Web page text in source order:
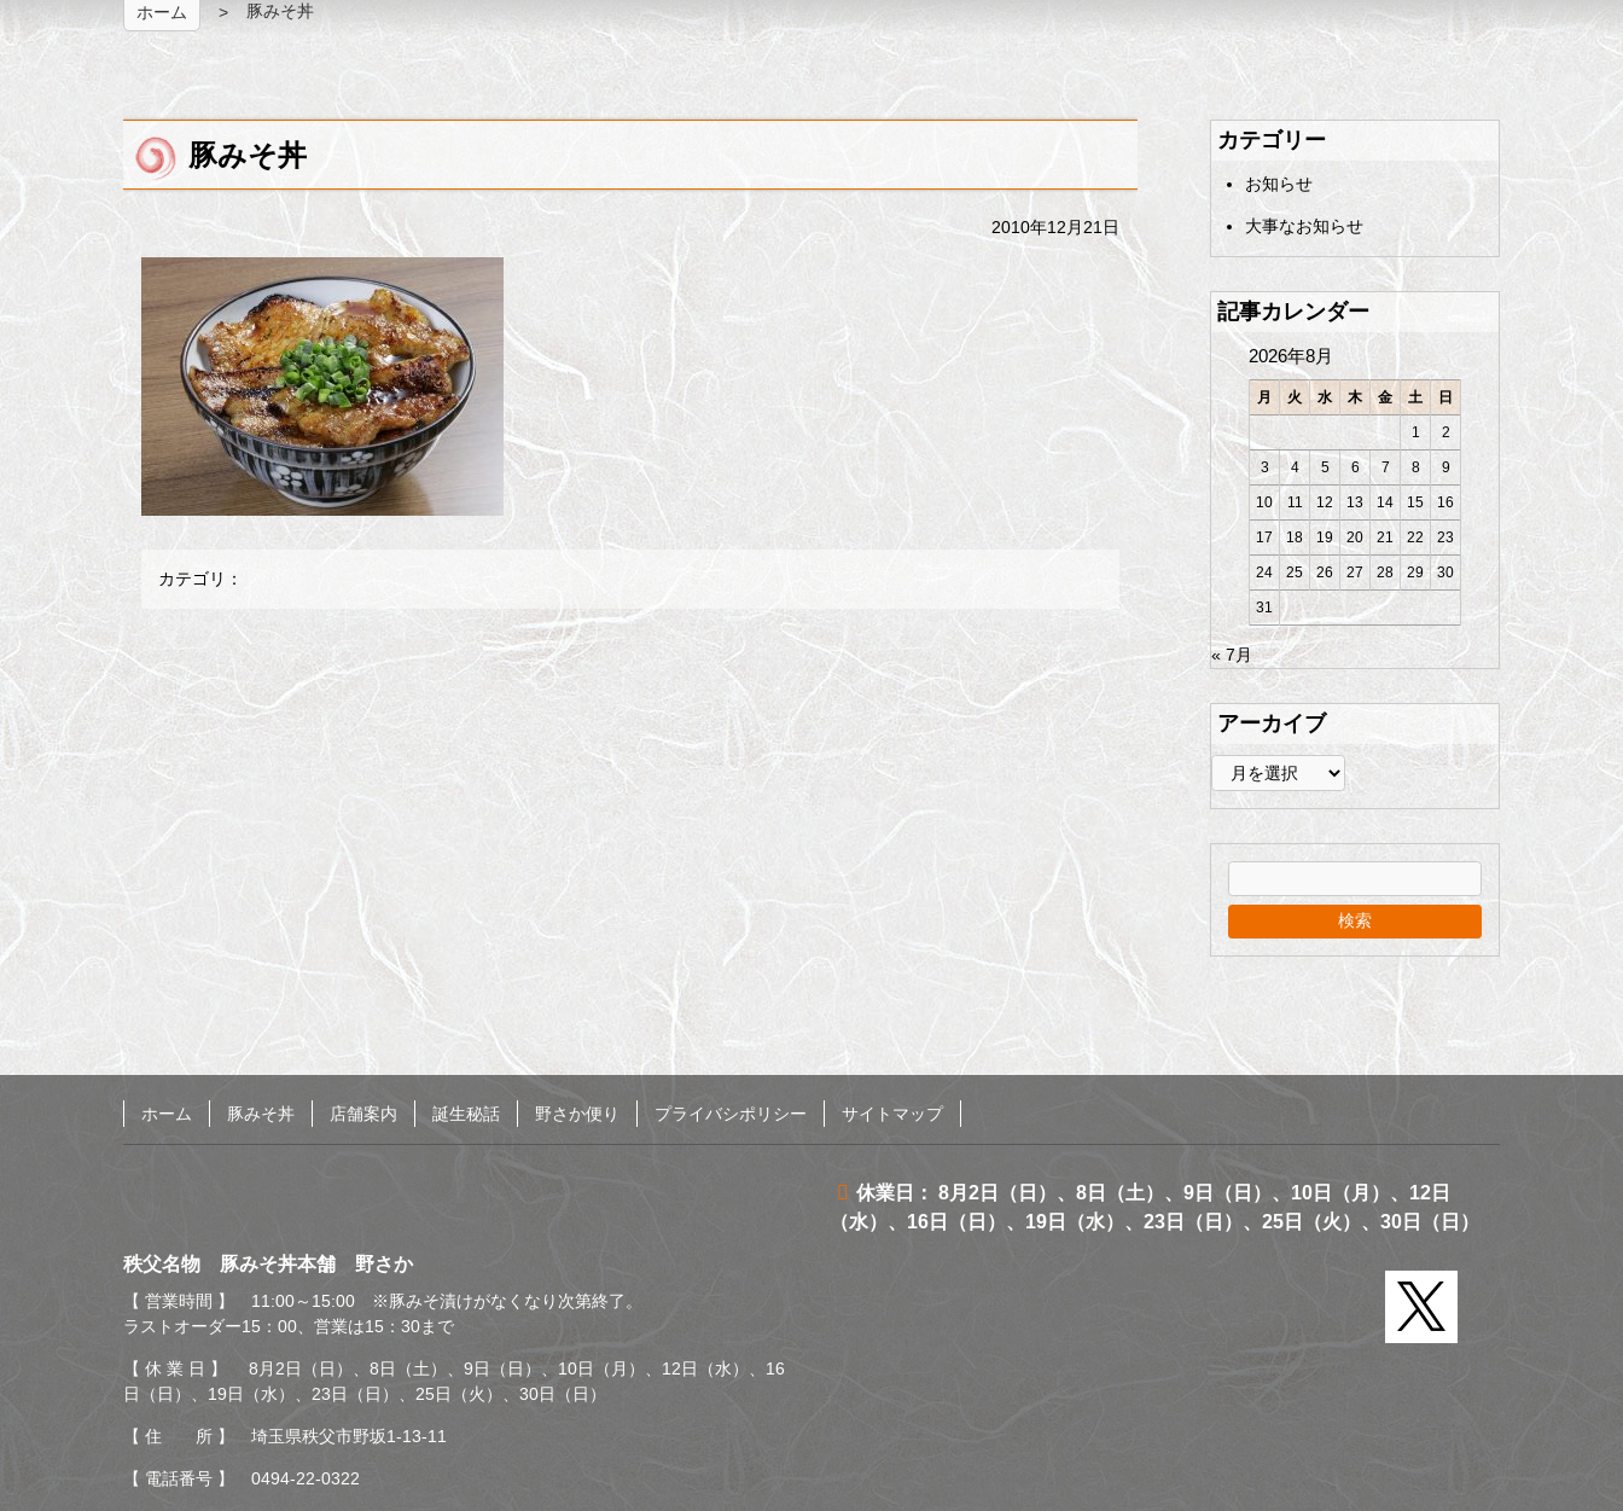
ホーム 豚みそ丼
豚みそ丼
2010年12月21日
カテゴリ：
メ
イ
先
ペ
ー
カテゴリー
お知らせ
大事なお知らせ
記事カレンダー
2026年8月
月 火 水 木 金 土 日
1 2
3 4 5 6 7 8 9
10 11 12 13 14 15 16
17 18 19 20 21 22 23
24 25 26 27 28 29 30
31
« 7月
アーカイブ
ア
ー
カ
イ
ブ
ホーム 豚みそ丼 店舗案内 誕生秘話 野さか便り プライバシポリシー サイトマップ
秩父名物 豚みそ丼本舗
野さか
秩父名物 豚みそ丼本舗 野さか
【 営業時間 】 11:00～15:00 ※豚みそ漬けがなくなり次第終了。
ラストオーダー15：00、営業は15：30まで
【 休 業 日 】 8月2日（日）、8日（土）、9日（日）、10日（月）、12日（水）、16
日（日）、19日（水）、23日（日）、25日（火）、30日（日）
【 住 所 】 埼玉県秩父市野坂1-13-11
【 電話番号 】 0494-22-0322
休業日： 8月2日（日）、8日（土）、9日（日）、10日（月）、12日
（水）、16日（日）、19日（水）、23日（日）、25日（火）、30日（日）